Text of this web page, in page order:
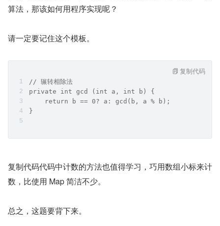
算法，那该如何用程序实现呢？
请一定要记住这个模板。
// 辗转相除法
private int gcd (int a, int b) {
    return b == 0? a: gcd(b, a % b);
}
复制代码
复制代码代码中计数的方法也值得学习，巧用数组小标来计
数，比使用 Map 简洁不少。
总之，这题要背下来。